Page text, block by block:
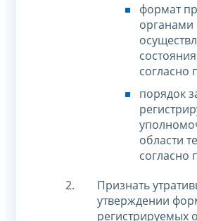
формат
органами
согласно
порядок
области
согласно
Признать
утверждении
регистрируемых